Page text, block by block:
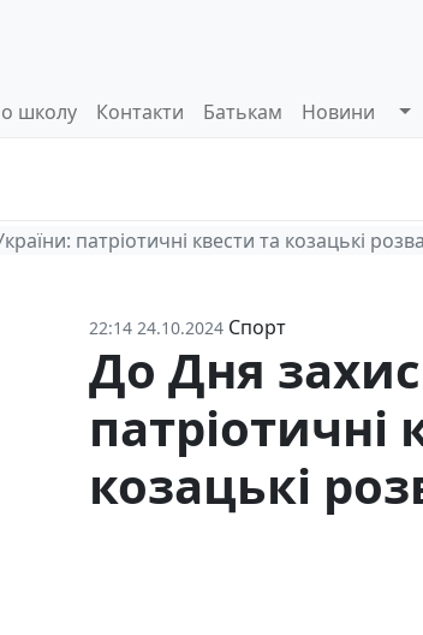
школу Контакти Батькам Новини
патріотичні квести та козацькі
22:14 24.10.2024 Спорт
До Дня
патріотичні
козацькі